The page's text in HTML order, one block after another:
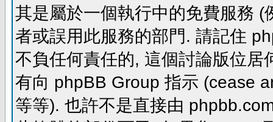
其是屬於一個執行中的免費服務
者或誤用此服務的部門. 請記住
不負任何責任的, 這個討論版位
有向 phpBB Group 指示 (cease
等等). 也許不是直接由